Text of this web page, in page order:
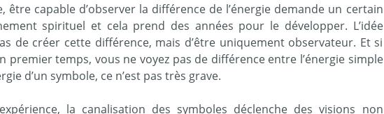
être capable d’observer la différence de l’énergie demande un certain
spirituel et cela prend des années pour le développer. L’idée
de créer cette différence, mais d’être uniquement observateur. Et si
premier temps, vous ne voyez pas de différence entre l’énergie simple
d’un symbole, ce n’est pas très grave.
la canalisation des symboles déclenche des visions non